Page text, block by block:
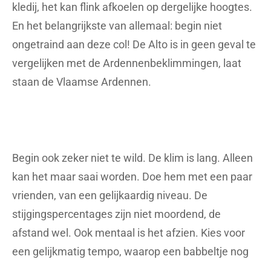
kledij, het kan flink afkoelen op dergelijke hoogtes.
En het belangrijkste van allemaal: begin niet
ongetraind aan deze col! De Alto is in geen geval te
vergelijken met de Ardennenbeklimmingen, laat
staan de Vlaamse Ardennen.
Begin ook zeker niet te wild. De klim is lang. Alleen
kan het maar saai worden. Doe hem met een paar
vrienden, van een gelijkaardig niveau. De
stijgingspercentages zijn niet moordend, de
afstand wel. Ook mentaal is het afzien. Kies voor
een gelijkmatig tempo, waarop een babbeltje nog